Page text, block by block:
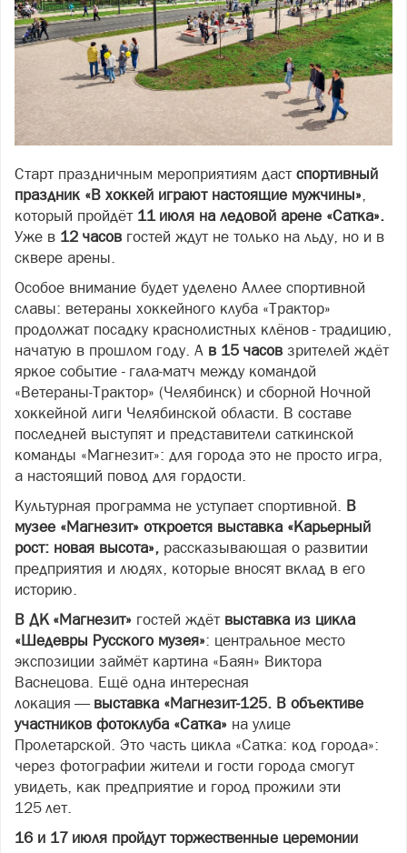
Старт праздничным мероприятиям даст спортивный
праздник «В хоккей играют настоящие мужчины»
который пройдёт 11 июля на ледовой арене «Сатка».
Уже в 12 часов гостей ждут не только на льду, но и в
сквере арены.
Особое внимание будет уделено Аллее спортивной
славы: ветераны хоккейного клуба «Трактор»
продолжат посадку краснолистных клёнов - традицию,
начатую в прошлом году. А в 15 часов зрителей ждёт
яркое событие - гала‑матч между командой
«Ветераны‑Трактор» (Челябинск) и сборной Ночной
хоккейной лиги Челябинской области. В составе
последней выступят и представители саткинской
команды «Магнезит»: для города это не просто игра,
а настоящий повод для гордости.
Культурная программа не уступает спортивной. В
музее «Магнезит» откроется выставка «Карьерный
рост: новая высота», рассказывающая о развитии
предприятия и людях, которые вносят вклад в его
историю.
В ДК «Магнезит» гостей ждёт выставка из цикла
«Шедевры Русского музея»: центральное место
экспозиции займёт картина «Баян» Виктора
Васнецова. Ещё одна интересная
локация — выставка «Магнезит‑125. В объективе
участников фотоклуба «Сатка» на улице
Пролетарской. Это часть цикла «Сатка: код города»:
через фотографии жители и гости города смогут
увидеть, как предприятие и город прожили эти
125 лет.
16 и 17 июля пройдут торжественные церемонии